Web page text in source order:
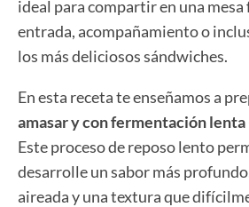
ideal para compartir en una
entrada, acompañamiento o
los más deliciosos sándwiches.
En esta receta te enseñamos a
amasar y con fermentación lenta
Este proceso de reposo lento
desarrolle un sabor más
aireada y una textura que